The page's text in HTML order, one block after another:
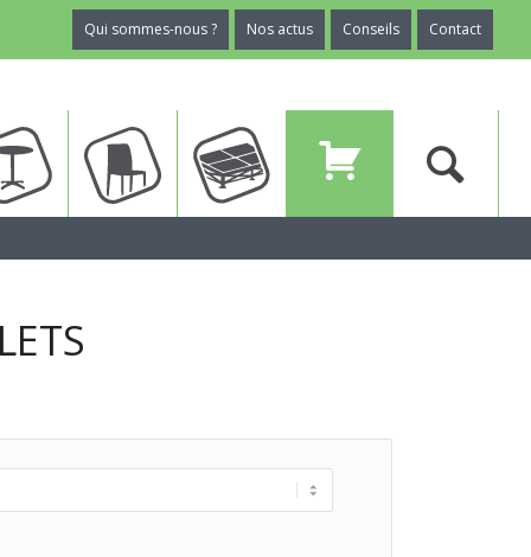
Contact
Conseils
Nos actus
Qui sommes-nous ?
Tables Chaises Planchers